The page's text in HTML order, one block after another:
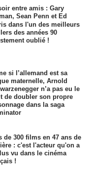
entre amis : Gary
Sean Penn et Ed
dans l'un des meilleurs
des années 90
oublié !
si l’allemand est sa
maternelle, Arnold
n’a pas eu le
de doubler son propre
dans la saga
de 300 films en 47 ans de
: c'est l'acteur qu'on a
vu dans le cinéma
!